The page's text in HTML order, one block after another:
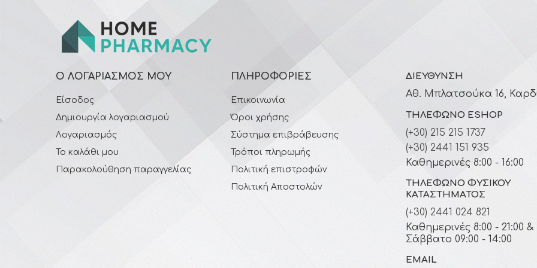
Ο ΛΟΓΑΡΙΑΣΜΌΣ ΜΟΥ
Είσοδος
Δημιουργία λογαριασμού
Λογαριασμός
Το καλάθι μου
Παρακολούθηση παραγγελίας
ΠΛΗΡΟΦΟΡΊΕΣ
Επικοινωνία
Όροι χρήσης
Σύστημα επιβράβευσης
Τρόποι πληρωμής
Πολιτική επιστροφών
Πολιτική Αποστολών
ΔΙΕΎΘΥΝΣΗ
Αθ. Μπλατσούκα 16,
ΤΗΛΈΦΩΝΟ ESHOP
(+30) 215 215 1737
(+30) 2441 151 935
Καθημερινές 8:00 - 16:00
ΤΗΛΈΦΩΝΟ ΦΥΣΙΚΟΎ
ΚΑΤΑΣΤΉΜΑΤΟΣ
(+30) 2441 024 821
Καθημερινές 8:00 - 21:00 &
Σάββατο 09:00 - 14:00
EMAIL